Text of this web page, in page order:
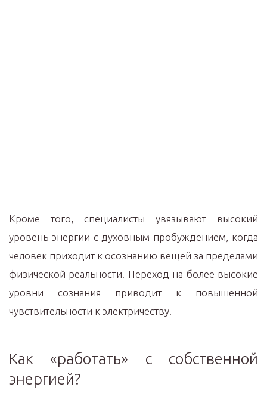
Кроме того, специалисты увязывают высокий
уровень энергии с духовным пробуждением, когда
человек приходит к осознанию вещей за пределами
физической реальности. Переход на более высокие
уровни сознания приводит к повышенной
чувствительности к электричеству.
Как «работать» с собственной
энергией?